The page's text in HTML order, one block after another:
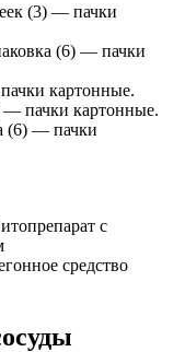
(3) — пачки
(6) — пачки
картонные.
— пачки картонные.
(6) — пачки
с
средство